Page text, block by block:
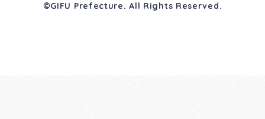
©GIFU Prefecture. All Rights Reserved.